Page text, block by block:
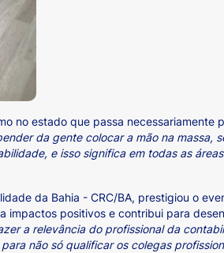
no estado que passa necessariamente
da gente colocar a mão na massa,
e isso significa em todas as
da Bahia - CRC/BA, prestigiou o
impactos positivos e contribui para
a relevância do profissional da
não só qualificar os colegas